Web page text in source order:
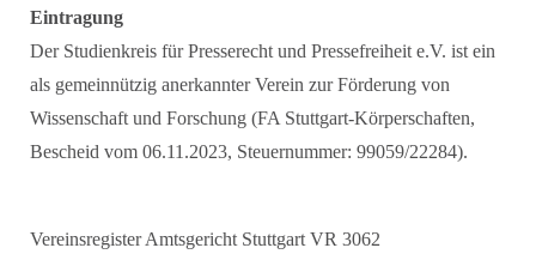
Eintragung
Der Studienkreis für Presserecht und Pressefreiheit e.V. ist ein
als gemeinnützig anerkannter Verein zur Förderung von
Wissenschaft und Forschung (FA Stuttgart-Körperschaften,
Bescheid vom 06.11.2023, Steuernummer: 99059/22284).
Vereinsregister Amtsgericht Stuttgart VR 3062